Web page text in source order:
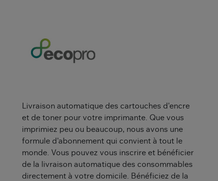
Livraison automatique des cartouches d'encre
et de toner pour votre imprimante. Que vous
imprimiez peu ou beaucoup, nous avons une
formule d'abonnement qui convient à tout le
monde. Vous pouvez vous inscrire et bénéficier
de la livraison automatique des consommables
directement à votre domicile. Bénéficiez de la